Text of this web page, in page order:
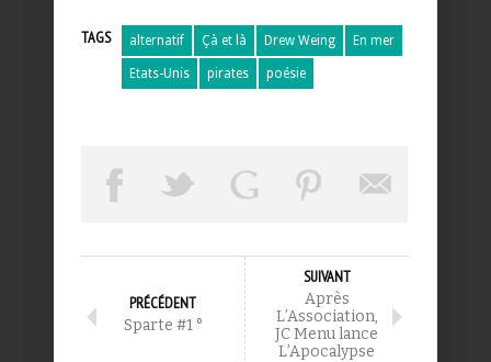
TAGS alternatif Çà et là Drew Weing En mer
Etats-Unis pirates poésie
PRÉCÉDENT
Sparte #1 °
SUIVANT
Après
L’Association,
JC Menu lance
L’Apocalypse